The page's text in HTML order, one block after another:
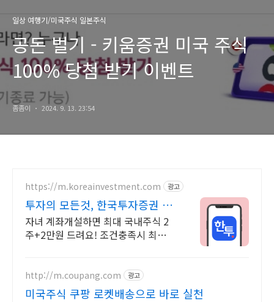
일상 여행기/미국주식 일본주식
공돈 벌기 - 키움증권 미국 주식
100% 당첨 받기 이벤트
좀좀이 2024. 9. 13. 23:54
https://m.koreainvestment.com 광고
투자의 모든것, 한국투자증권 지
금은 한국투자!
자녀 계좌개설하면 최대 국내주식 2
주+2만원 드려요! 조건충족시 최대국
http://m.coupang.com 광고
미국주식 쿠팡 로켓배송으로 바로 실천